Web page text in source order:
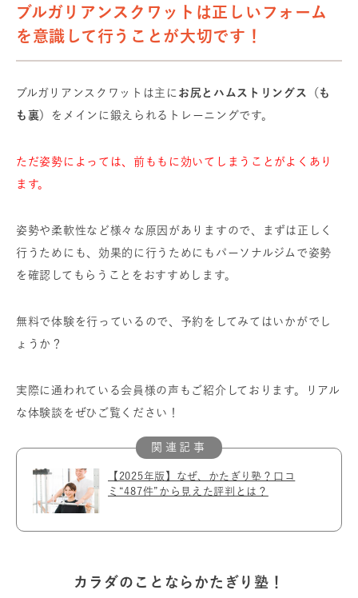
ブルガリアンスクワットは正しいフォーム
を意識して行うことが大切です！
ブルガリアンスクワットは主に お尻とハムストリングス（も
も裏）
をメインに鍛えられるトレーニングです。
ただ姿勢によっては、前ももに効いてしまうことがよくあり
ます。
姿勢や柔軟性など様々な原因がありますので、まずは正しく
行うためにも、効果的に行うためにもパーソナルジムで姿勢
を確認してもらうことをおすすめします。
無料で体験を行っているので、予約をしてみてはいかがでし
ょうか？
実際に通われている会員様の声もご紹介しております。リアル
な体験談をぜひご覧ください！
【2025年版】なぜ、かたぎり塾？口コ
ミ“487件”から見えた評判とは？
カラダのことならかたぎり塾！